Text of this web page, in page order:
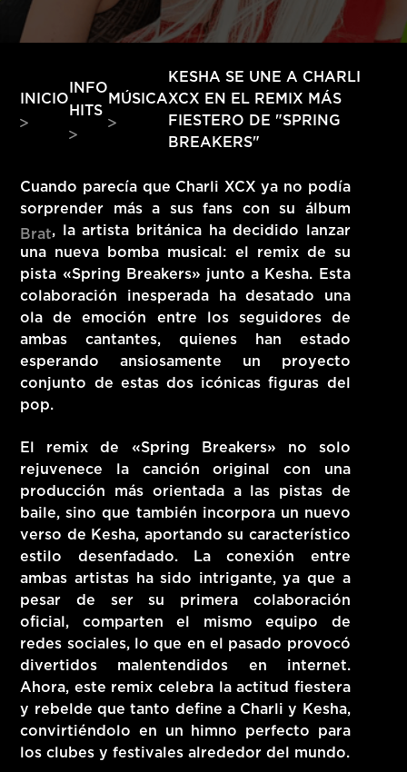
HITS – 96.5 FM
HITS
Hits – 96.5 FM
INICIO
INFO
HITS
MÚSICA
KESHA SE UNE A CHARLI
XCX EN EL REMIX MÁS
FIESTERO DE "SPRING
BREAKERS"
Cuando parecía que Charli XCX ya no podía
sorprender más a sus fans con su álbum
Brat, la artista británica ha decidido lanzar
una nueva bomba musical: el remix de su
pista «Spring Breakers» junto a Kesha. Esta
colaboración inesperada ha desatado una
ola de emoción entre los seguidores de
ambas cantantes, quienes han estado
esperando ansiosamente un proyecto
conjunto de estas dos icónicas figuras del
pop.
El remix de «Spring Breakers» no solo
rejuvenece la canción original con una
producción más orientada a las pistas de
baile, sino que también incorpora un nuevo
verso de Kesha, aportando su característico
estilo desenfadado. La conexión entre
ambas artistas ha sido intrigante, ya que a
pesar de ser su primera colaboración
oficial, comparten el mismo equipo de
redes sociales, lo que en el pasado provocó
divertidos malentendidos en internet.
Ahora, este remix celebra la actitud fiestera
y rebelde que tanto define a Charli y Kesha,
convirtiéndolo en un himno perfecto para
los clubes y festivales alrededor del mundo.